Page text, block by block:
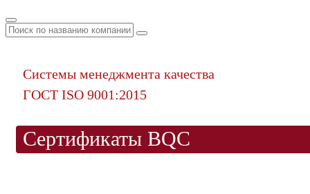
Системы менеджмента качества
ГОСТ ISO 9001:2015
Сертификаты BQC